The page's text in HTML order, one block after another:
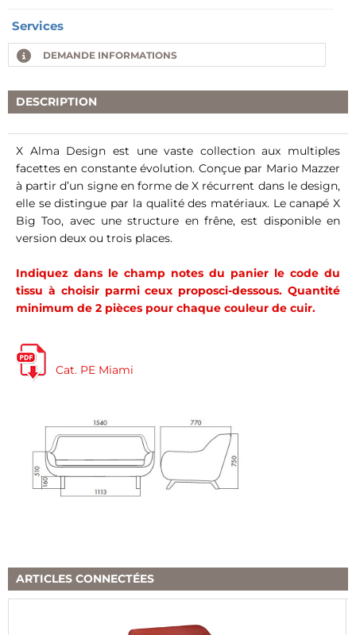
Services
DEMANDE INFORMATIONS
DESCRIPTION
X Alma Design est une vaste collection aux multiples
facettes en constante évolution. Conçue par Mario Mazzer
à partir d’un signe en forme de X récurrent dans le design,
elle se distingue par la qualité des matériaux. Le canapé X
Big Too, avec une structure en frêne, est disponible en
version deux ou trois places.
Indiquez dans le champ notes du panier le code du
tissu à choisir parmi ceux proposci-dessous. Quantité
minimum de 2 pièces pour chaque couleur de cuir.
Cat. PE Miami
ARTICLES CONNECTÉES